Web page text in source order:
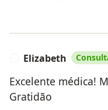
Elizabeth
Excelente médica!
Gratidão